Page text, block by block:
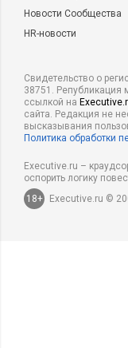
Новости Сообщества
HR-новости
Свидетельство о
38751. Републикация
ссылкой на
сайта. Редакция не
высказывания
Политика обработки
Executive.ru –
оспорить логику
18+
Executive.ru ©